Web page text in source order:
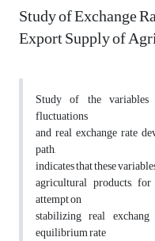
Study of Exchange
Export Supply of
Study of the
fluctuations
and real exchange rate
path,
indicates that these
agricultural products,
attempt on
stabilizing real
equilibrium rate